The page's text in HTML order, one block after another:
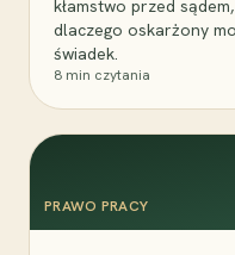
kłamstwo przed
dlaczego oskarżony
świadek.
8 min czytania
PRAWO PRACY